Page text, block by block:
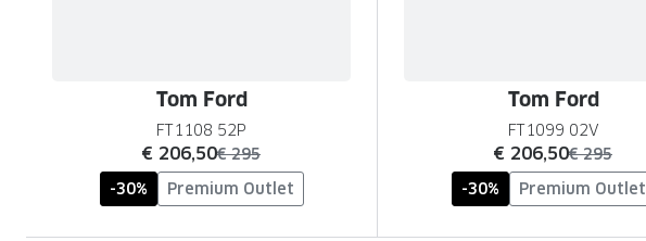
Tom Ford
FT1108 52P
nu:
€ 206,50was:
€ 295
-30%
Premium Outlet
Tom Ford
FT1099 02V
nu:
€ 206,50was:
€ 295
-30%
Premium Outlet